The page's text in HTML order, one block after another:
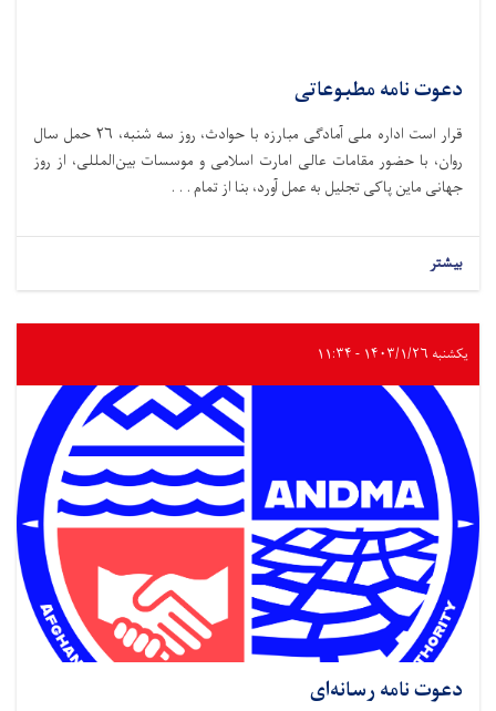
دعوت نامه مطبوعاتی
قرار است اداره ملی آمادگی مبارزه با حوادث،‌ روز سه شنبه، ۲۶ حمل سال
روان، با حضور مقامات عالی امارت اسلامی و موسسات بین‌المللی، از روز
جهانی ماین پاکی تجلیل به عمل آورد، بنا از تمام . . .
بیشتر
یکشنبه ۱۴۰۳/۱/۲۶ - ۱۱:۳۴
دعوت نامه رسانه‌ای